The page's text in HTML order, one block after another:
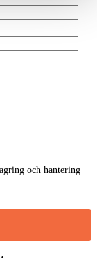
och hantering